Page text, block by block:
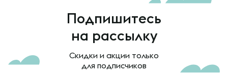
Подпишитесь
на рассылку
Скидки и акции только
для подписчиков